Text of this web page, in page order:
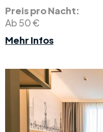
Preis pro Nacht:
Ab 50 €
Mehr Infos